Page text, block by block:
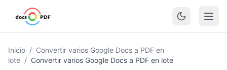
Inicio / Convertir varios Google Docs a PDF en
lote / Convertir varios Google Docs a PDF en lote